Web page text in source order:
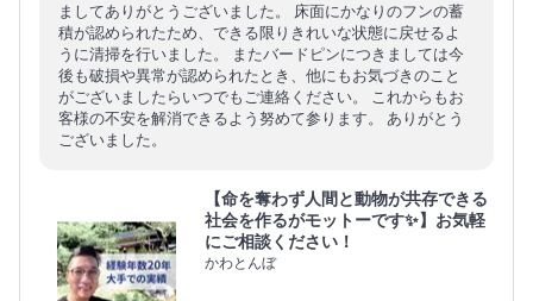
ましてありがとうございました。 床面にかなりのフンの蓄
積が認められたため、できる限りきれいな状態に戻せるよ
うに清掃を行いました。 またバードピンにつきましては今
後も破損や異常が認められたとき、他にもお気づきのこと
がございましたらいつでもご連絡ください。 これからもお
客様の不安を解消できるよう努めて参ります。 ありがとう
ございました。
【命を奪わず人間と動物が共存できる
社会を作るがモットーです✨】お気軽
にご相談ください！
かわとんぼ